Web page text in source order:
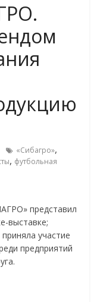
«Сибагро»,
, футбольная
представил
выставке;
участие
предприятий